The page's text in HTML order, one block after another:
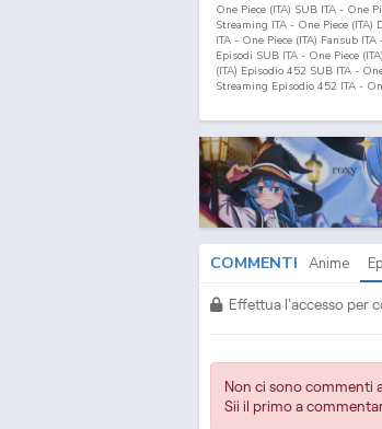
One Piece (ITA) SUB ITA - One
Streaming ITA - One Piece
ITA - One Piece (ITA) Fansub
Episodi SUB ITA - One Piece
(ITA) Episodio 452 SUB ITA -
Streaming Episodio 452 ITA -
COMMENTI Anime
Effettua l'accesso per
Non ci sono commenti
Sii il primo a